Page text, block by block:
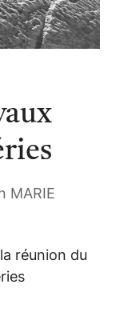
MARIE
réunion du